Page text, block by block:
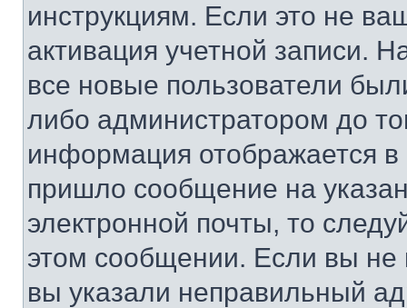
инструкциям. Если это не
активация учетной записи.
все новые пользователи
либо администратором до
информация отображается
пришло сообщение на
электронной почты, то
этом сообщении. Если вы
вы указали неправильный